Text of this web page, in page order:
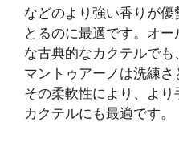
などのより強い香りが
とるのに最適です。オ
な古典的なカクテルでも
マントゥアーノは洗練さ
その柔軟性により、よ
カクテルにも最適です。